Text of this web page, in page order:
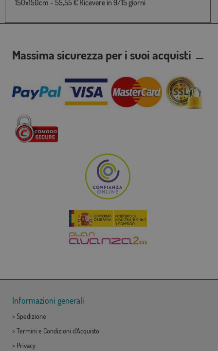
150x150cm - 55,55 € Ricevere in 9/15 giorni
Massima sicurezza per i suoi acquisti
Informazioni generali
> Spedizione
> Termini e Condizioni d'Acquisto
> Privacy